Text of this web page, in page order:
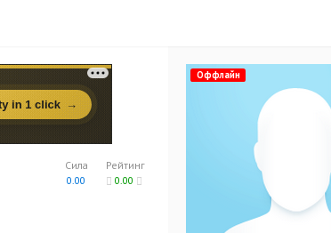
Рейтинг
0.00
Сила
0.00
Оффлайн